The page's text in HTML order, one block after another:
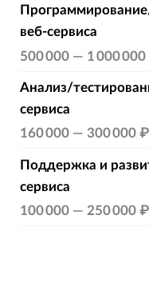
веб-сервиса
500 000— 1 000
Анализ/
сервиса
160 000— 300 000 ₽
Поддержка и
сервиса
100 000— 250 000 ₽